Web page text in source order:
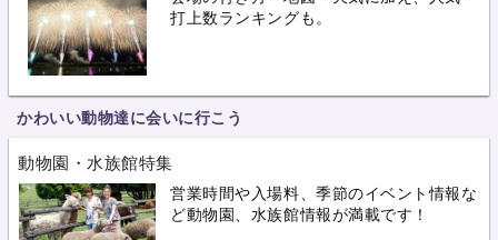
打上数ランキングも。
かわいい動物達に会いに行こう
動物園・水族館特集
営業時間や入場料、季節のイベント情報な
ど動物園、水族館情報が満載です！